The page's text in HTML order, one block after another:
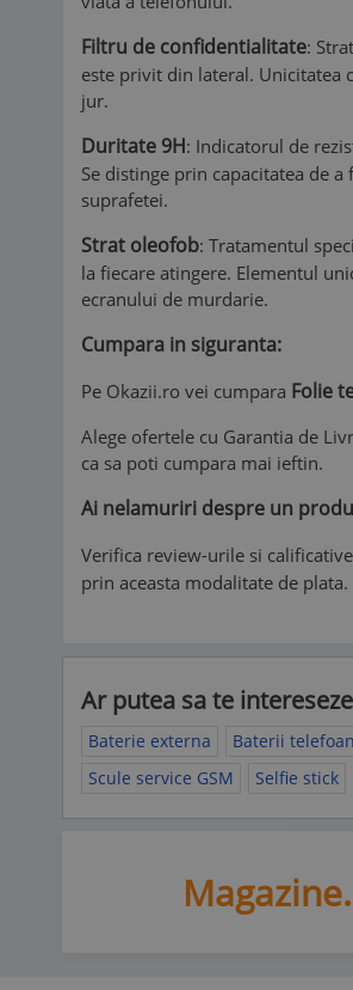
Filtru de confidentialitate:
este privit din lateral. Unicitatea
jur.
Duritate 9H: Indicatorul de
Se distinge prin capacitatea de
suprafetei.
Strat oleofob: Tratamentul
la fiecare atingere. Elementul
ecranului de murdarie.
Cumpara in siguranta:
Pe Okazii.ro vei cumpara Folie
Alege ofertele cu Garantia de
ca sa poti cumpara mai ieftin.
Ai nelamuriri despre un
Verifica review-urile si
prin aceasta modalitate de plata.
Ar putea sa te intereseze
Baterie externa Baterii
Scule service GSM
Selfie stick